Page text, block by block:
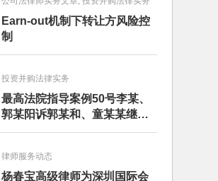
Earn-out机制下转让方风险控
制
投资并购法律实务
最高法院指导案例50号李某、
郭某阳诉郭某和、童某某继承
纠纷案
律师服务动态
杨春宝高级律师为深圳国际会